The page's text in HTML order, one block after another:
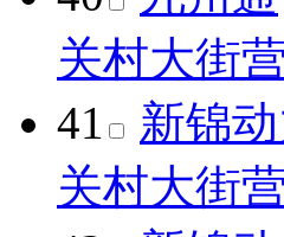
关村大街
41
新锦动
关村大街